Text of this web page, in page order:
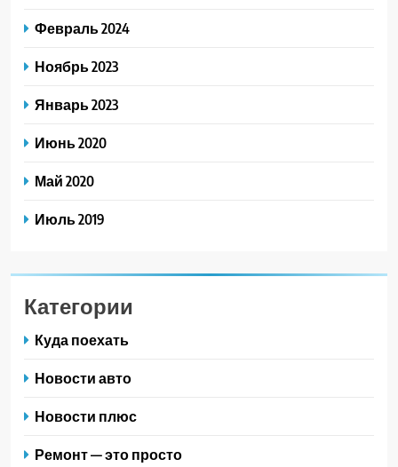
Февраль 2024
Ноябрь 2023
Январь 2023
Июнь 2020
Май 2020
Июль 2019
Категории
Куда поехать
Новости авто
Новости плюс
Ремонт — это просто